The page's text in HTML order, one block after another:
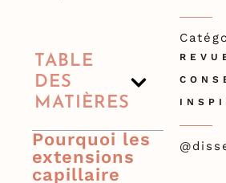
TABLE
DES
MATIÈRES
Pourquoi les
extensions
capillaire